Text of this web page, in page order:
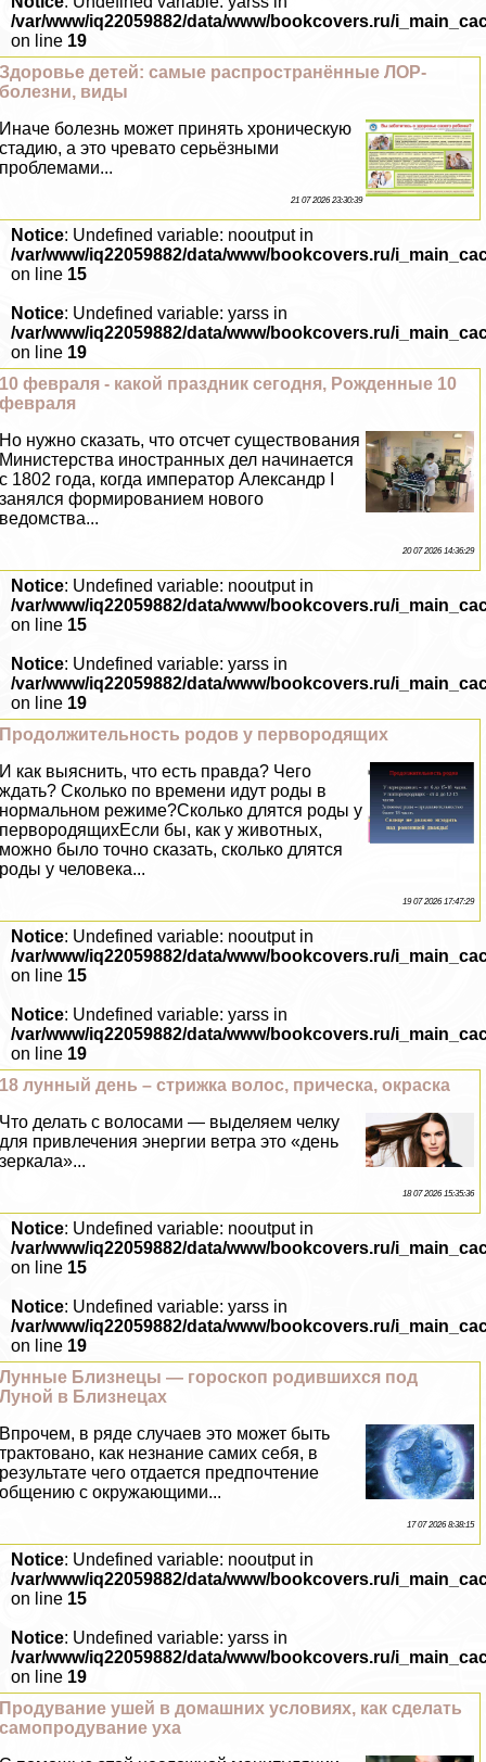
/var/www/iq22059882/data/www/bookcovers.ru/
on line 19
Здоровье детей: самые распространённые ЛОР-
болезни, виды
Иначе болезнь может принять хроническую
стадию, а это чревато серьёзными
проблемами...
21 07 2026 23:30:39
Notice: Undefined variable: nooutput in
/var/www/iq22059882/data/www/bookcovers.ru/
on line 15
Notice: Undefined variable: yarss in
/var/www/iq22059882/data/www/bookcovers.ru/
on line 19
10 февраля - какой праздник сегодня, Рожденные 10
февраля
Но нужно сказать, что отсчет существования
Министерства иностранных дел начинается
с 1802 года, когда император Александр I
занялся формированием нового
ведомства...
20 07 2026 14:36:29
Notice: Undefined variable: nooutput in
/var/www/iq22059882/data/www/bookcovers.ru/
on line 15
Notice: Undefined variable: yarss in
/var/www/iq22059882/data/www/bookcovers.ru/
on line 19
Продолжительность родов у первородящих
И как выяснить, что есть правда? Чего
ждать? Сколько по времени идут роды в
нормальном режиме?Сколько длятся роды у
первородящихЕсли бы, как у животных,
можно было точно сказать, сколько длятся
роды у человека...
19 07 2026 17:47:29
Notice: Undefined variable: nooutput in
/var/www/iq22059882/data/www/bookcovers.ru/
on line 15
Notice: Undefined variable: yarss in
/var/www/iq22059882/data/www/bookcovers.ru/
on line 19
18 лунный день – стрижка волос, прическа, окраска
Что делать с волосами — выделяем челку
для привлечения энергии ветра это «день
зеркала»...
18 07 2026 15:35:36
Notice: Undefined variable: nooutput in
/var/www/iq22059882/data/www/bookcovers.ru/
on line 15
Notice: Undefined variable: yarss in
/var/www/iq22059882/data/www/bookcovers.ru/
on line 19
Лунные Близнецы — гороскоп родившихся под
Луной в Близнецах
Впрочем, в ряде случаев это может быть
тpaктовано, как незнание самих себя, в
результате чего отдается предпочтение
общению с окружающими...
17 07 2026 8:38:15
Notice: Undefined variable: nooutput in
/var/www/iq22059882/data/www/bookcovers.ru/
on line 15
Notice: Undefined variable: yarss in
/var/www/iq22059882/data/www/bookcovers.ru/
on line 19
Продувание ушей в домашних условиях, как сделать
самопродувание уха